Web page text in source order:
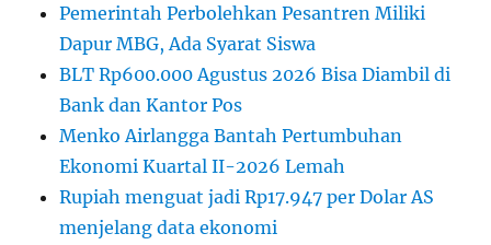
Pemerintah Perbolehkan Pesantren Miliki
Dapur MBG, Ada Syarat Siswa
BLT Rp600.000 Agustus 2026 Bisa Diambil di
Bank dan Kantor Pos
Menko Airlangga Bantah Pertumbuhan
Ekonomi Kuartal II-2026 Lemah
Rupiah menguat jadi Rp17.947 per Dolar AS
menjelang data ekonomi